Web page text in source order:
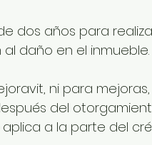
dos años para
daño en el inmueble.
ni para
del
a la parte del